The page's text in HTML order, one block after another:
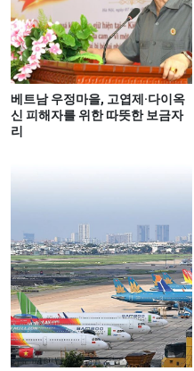
베트남 우정마을, 고엽제·다이옥
신 피해자를 위한 따뜻한 보금자
리